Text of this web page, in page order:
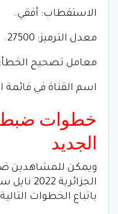
الاستقطاب: أفقي.
معدل الترميز: 27500.
معامل تصحيح الخطأ: 3/4.
اسم القناة في قائمة
خطوات ضبط
الجديد
ويمكن للمشاهدين
باتباع الخطوات